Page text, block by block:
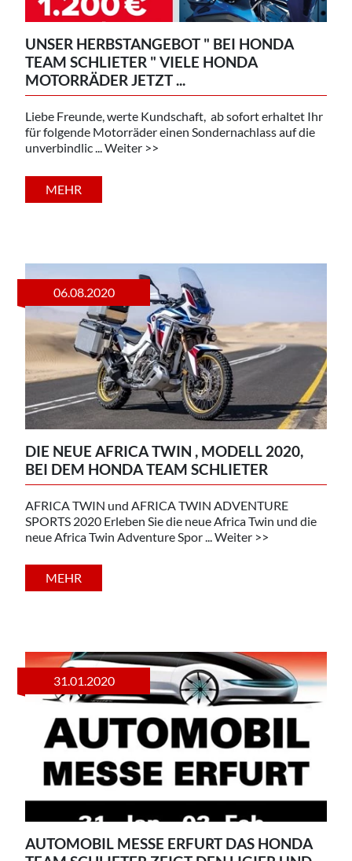
UNSER HERBSTANGEBOT " BEI HONDA
TEAM SCHLIETER " VIELE HONDA
MOTORRÄDER JETZT ...
Liebe Freunde, werte Kundschaft, ab sofort erhaltet Ihr
für folgende Motorräder einen Sondernachlass auf die
unverbindlic ... Weiter >>
MEHR
06.08.2020
DIE NEUE AFRICA TWIN , MODELL 2020,
BEI DEM HONDA TEAM SCHLIETER
AFRICA TWIN und AFRICA TWIN ADVENTURE
SPORTS 2020 Erleben Sie die neue Africa Twin und die
neue Africa Twin Adventure Spor ... Weiter >>
MEHR
31.01.2020
AUTOMOBIL MESSE ERFURT DAS HONDA